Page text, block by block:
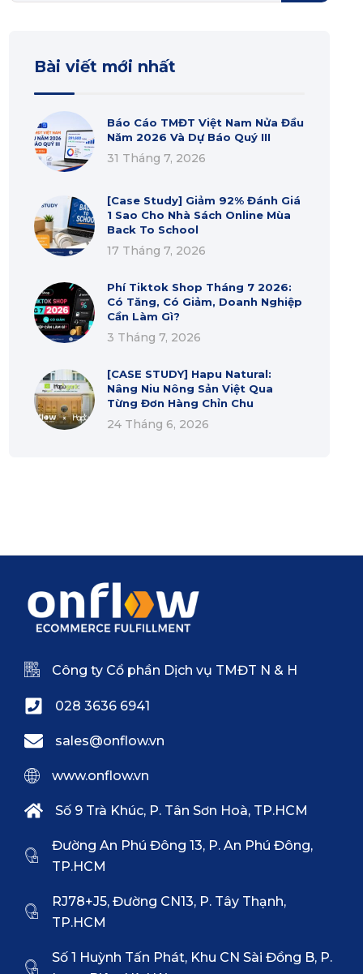
Bài viết mới nhất
Báo Cáo TMĐT Việt Nam Nửa Đầu
Năm 2026 Và Dự Báo Quý III
31 Tháng 7, 2026
[Case Study] Giảm 92% Đánh Giá
1 Sao Cho Nhà Sách Online Mùa
Back To School
17 Tháng 7, 2026
Phí Tiktok Shop Tháng 7 2026:
Có Tăng, Có Giảm, Doanh Nghiệp
Cần Làm Gì?
3 Tháng 7, 2026
[CASE STUDY] Hapu Natural:
Nâng Niu Nông Sản Việt Qua
Từng Đơn Hàng Chỉn Chu
24 Tháng 6, 2026
Công ty Cổ phần Dịch vụ TMĐT N & H
028 3636 6941
sales@onflow.vn
www.onflow.vn
Số 9 Trà Khúc, P. Tân Sơn Hoà, TP.HCM
Đường An Phú Đông 13, P. An Phú Đông,
TP.HCM
RJ78+J5, Đường CN13, P. Tây Thạnh,
TP.HCM
Số 1 Huỳnh Tấn Phát, Khu CN Sài Đồng B, P.